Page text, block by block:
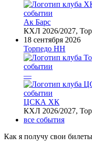
Ак Барс
КХЛ 2026/2027,
18 сентября 2026
Торпедо НН
—
ЦСКА ХК
КХЛ 2026/2027,
все события
Как я получу свои